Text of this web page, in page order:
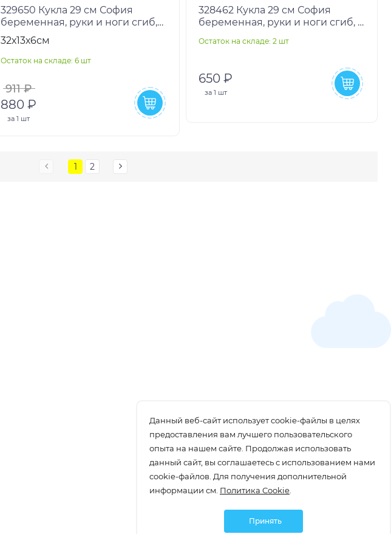
329650 Кукла 29 см София
беременная, руки и ноги сгиб,
акс, кор КАРАПУЗ в кор.24шт
32х13х6см
Остаток на складе: 6 шт
911 ₽
880 ₽
за1 шт
328462 Кукла 29 см София
беременная, руки и ноги сгиб, 3
КАРАПУЗ в кор.2
Остаток на складе: 2 шт
650 ₽
за 1 шт
1 2
Данный веб-сайт использует cookie-файлы в целях
предоставления вам лучшего пользовательского
опыта на нашем сайте. Продолжая использовать
данный сайт, вы соглашаетесь с использованием нами
cookie-файлов. Для получения дополнительной
информации см. Политика Cookie
Принять